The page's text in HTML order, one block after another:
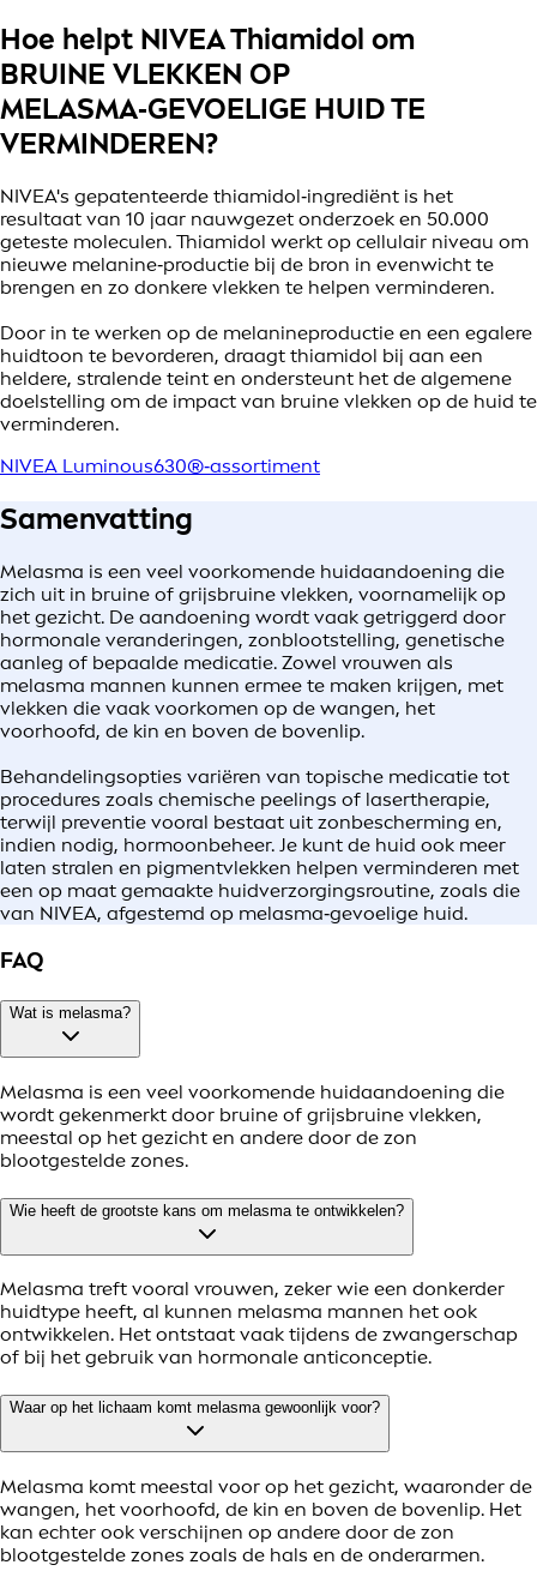
Hoe helpt NIVEA Thiamidol om
BRUINE VLEKKEN OP
MELASMA‑GEVOELIGE HUID TE
VERMINDEREN?
NIVEA's gepatenteerde thiamidol‑ingrediënt is het
resultaat van 10 jaar nauwgezet onderzoek en 50.000
geteste moleculen. Thiamidol werkt op cellulair niveau om
nieuwe melanine‑productie bij de bron in evenwicht te
brengen en zo donkere vlekken te helpen verminderen.
Door in te werken op de melanineproductie en een egalere
huidtoon te bevorderen, draagt thiamidol bij aan een
heldere, stralende teint en ondersteunt het de algemene
doelstelling om de impact van bruine vlekken op de huid te
verminderen.
NIVEA Luminous630®‑assortiment
Samenvatting
Melasma is een veel voorkomende huidaandoening die
zich uit in bruine of grijsbruine vlekken, voornamelijk op
het gezicht. De aandoening wordt vaak getriggerd door
hormonale veranderingen, zonblootstelling, genetische
aanleg of bepaalde medicatie. Zowel vrouwen als
melasma mannen kunnen ermee te maken krijgen, met
vlekken die vaak voorkomen op de wangen, het
voorhoofd, de kin en boven de bovenlip.
Behandelingsopties variëren van topische medicatie tot
procedures zoals chemische peelings of lasertherapie,
terwijl preventie vooral bestaat uit zonbescherming en,
indien nodig, hormoonbeheer. Je kunt de huid ook meer
laten stralen en pigmentvlekken helpen verminderen met
een op maat gemaakte huidverzorgingsroutine, zoals die
van NIVEA, afgestemd op melasma‑gevoelige huid.
FAQ
Wat is melasma?
Melasma is een veel voorkomende huidaandoening die
wordt gekenmerkt door bruine of grijsbruine vlekken,
meestal op het gezicht en andere door de zon
blootgestelde zones.
Wie heeft de grootste kans om melasma te ontwikkelen?
Melasma treft vooral vrouwen, zeker wie een donkerder
huidtype heeft, al kunnen melasma mannen het ook
ontwikkelen. Het ontstaat vaak tijdens de zwangerschap
of bij het gebruik van hormonale anticonceptie.
Waar op het lichaam komt melasma gewoonlijk voor?
Melasma komt meestal voor op het gezicht, waaronder de
wangen, het voorhoofd, de kin en boven de bovenlip. Het
kan echter ook verschijnen op andere door de zon
blootgestelde zones zoals de hals en de onderarmen.